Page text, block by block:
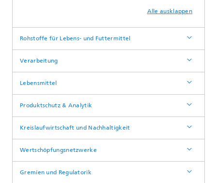
Alle ausklappen
Rohstoffe für Lebens- und Futtermittel
Verarbeitung
Lebensmittel
Produktschutz & Analytik
Kreislaufwirtschaft und Nachhaltigkeit
Wertschöpfungsnetzwerke
Gremien und Regulatorik